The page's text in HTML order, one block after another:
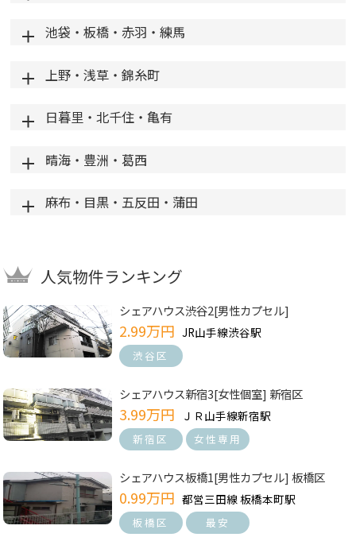
池袋・板橋・赤羽・練馬
上野・浅草・錦糸町
日暮里・北千住・亀有
晴海・豊洲・葛西
麻布・目黒・五反田・蒲田
人気物件ランキング
シェアハウス渋谷2[男性カプセル]
2.99万円 JR山手線渋谷駅
渋谷区
シェアハウス新宿3[女性個室] 新宿区
3.99万円 ＪＲ山手線新宿駅
新宿区 女性専用
シェアハウス板橋1[男性カプセル] 板橋区
0.99万円 都営三田線 板橋本町駅
板橋区 最安